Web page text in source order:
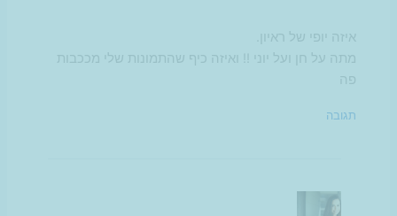
איזה יופי של ראיון.
מתה על חן ועל יוני !! ואיזה כיף שהתמונות שלי מככבות
פה
תגובה